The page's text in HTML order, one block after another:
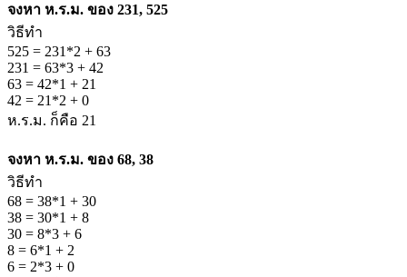
จงหา ห.ร.ม. ของ 231, 525
วิธีทำ
525 = 231*2 + 63
231 = 63*3 + 42
63 = 42*1 + 21
42 = 21*2 + 0
ห.ร.ม. ก็คือ 21
จงหา ห.ร.ม. ของ 68, 38
วิธีทำ
68 = 38*1 + 30
38 = 30*1 + 8
30 = 8*3 + 6
8 = 6*1 + 2
6 = 2*3 + 0